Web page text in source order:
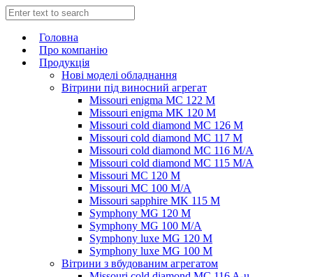
Головна
Про компанію
Продукція
Нові моделі обладнання
Вітрини під виносний агрегат
Missouri enigma MC 122 M
Missouri enigma MK 120 M
Missouri cold diamond MC 126 M
Missouri cold diamond MC 117 M
Missouri cold diamond MC 116 M/A
Missouri cold diamond MC 115 M/A
Missouri MC 120 M
Missouri MC 100 M/A
Missouri sapphire MK 115 M
Symphony MG 120 M
Symphony MG 100 M/А
Symphony luxe MG 120 M
Symphony luxe MG 100 M
Вітрини з вбудованим агрегатом